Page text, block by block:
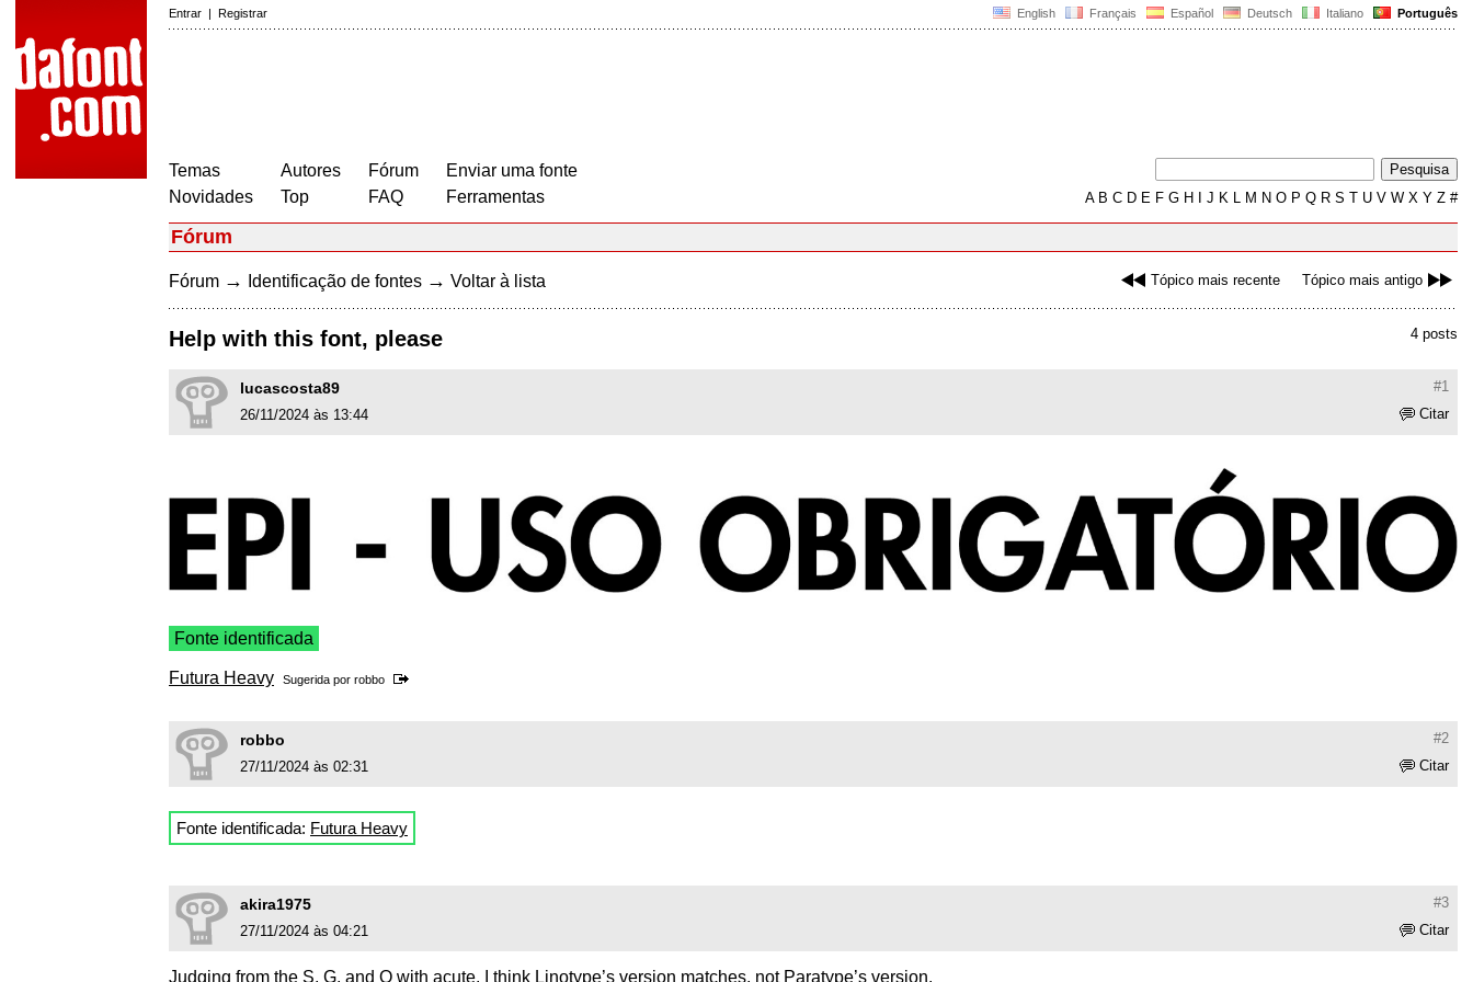
English Français Español Deutsch Italiano Português
Entrar | Registrar
Temas
Novidades
Autores
Top
Fórum
FAQ
Enviar uma fonte
Ferramentas
AB C D E F G H J K L M N O P Q R S T U V W X Y Z #
Fórum
Tópico mais recente Tópico mais antigo
Fórum → Identificação de fontes → Voltar à lista
4 posts
Help with this font, please
#1
lucascosta89
Citar
26/11/2024 às 13:44
Fonte identificada
Futura Heavy Sugerida por robbo
#2
robbo
Citar
27/11/2024 às 02:31
Fonte identificada: Futura Heavy
#3
akira1975
Citar
27/11/2024 às 04:21
Judging from the S, G, and O with acute, I think Linotype’s version matches, not Paratype’s version.